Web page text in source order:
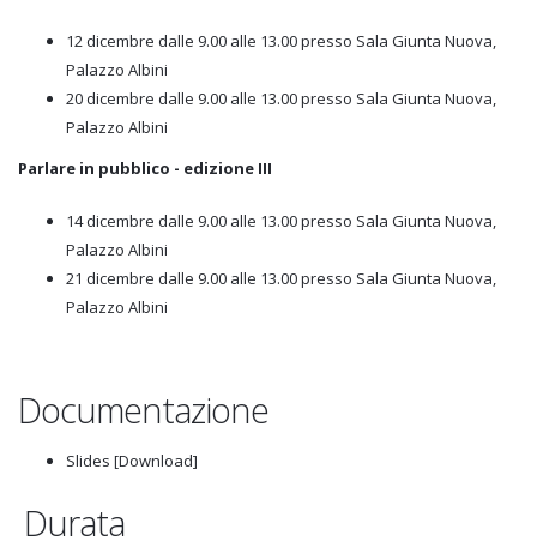
12 dicembre dalle 9.00 alle 13.00 presso Sala Giunta Nuova,
Palazzo Albini
20 dicembre dalle 9.00 alle 13.00 presso Sala Giunta Nuova,
Palazzo Albini
Parlare in pubblico - edizione III
14 dicembre dalle 9.00 alle 13.00 presso Sala Giunta Nuova,
Palazzo Albini
21 dicembre dalle 9.00 alle 13.00 presso Sala Giunta Nuova,
Palazzo Albini
Documentazione
Slides [Download]
Durata